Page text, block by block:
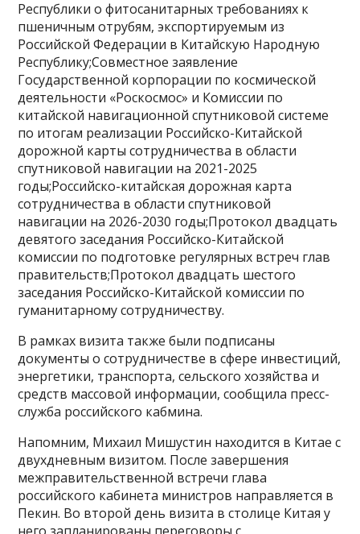
Республики о фитосанитарных требованиях к
пшеничным отрубям, экспортируемым из
Российской Федерации в Китайскую Народную
Республику;Совместное заявление
Государственной корпорации по космической
деятельности «Роскосмос» и Комиссии по
китайской навигационной спутниковой системе
по итогам реализации Российско-Китайской
дорожной карты сотрудничества в области
спутниковой навигации на 2021-2025
годы;Российско-китайская дорожная карта
сотрудничества в области спутниковой
навигации на 2026-2030 годы;Протокол двадцать
девятого заседания Российско-Китайской
комиссии по подготовке регулярных встреч глав
правительств;Протокол двадцать шестого
заседания Российско-Китайской комиссии по
гуманитарному сотрудничеству.
В рамках визита также были подписаны
документы о сотрудничестве в сфере инвестиций,
энергетики, транспорта, сельского хозяйства и
средств массовой информации, сообщила пресс-
служба российского кабмина.
Напомним, Михаил Мишустин находится в Китае с
двухдневным визитом. После завершения
межправительственной встречи глава
российского кабинета министров направляется в
Пекин. Во второй день визита в столице Китая у